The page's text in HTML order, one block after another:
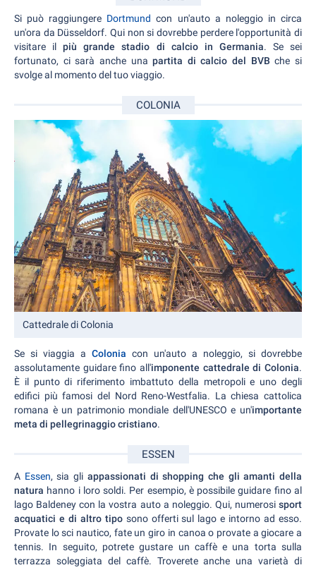
Si può raggiungere Dortmund con un'auto a noleggio in circa
un'ora da Düsseldorf. Qui non si dovrebbe perdere l'opportunità di
visitare ilpiù grande stadio di calcio in Germania. Se sei
fortunato, ci sarà anche unapartita di calcio del BVB che si
svolge al momento del tuo viaggio.
COLONIA
Cattedrale di Colonia
Se si viaggia a Colonia con un'auto a noleggio, si dovrebbe
assolutamente guidare fino all'imponente cattedrale di Colonia.
È il punto di riferimento imbattuto della metropoli e uno degli
edifici più famosi del Nord Reno-Westfalia. La chiesa cattolica
romana è un patrimonio mondiale dell'UNESCO e un'importante
meta di pellegrinaggio cristiano.
ESSEN
A Essen, sia gli appassionati di shopping che gli amanti della
natura hanno i loro soldi. Per esempio, è possibile guidare fino al
lago Baldeney con la vostra auto a noleggio. Qui, numerosi sport
acquatici e di altro tipo sono offerti sul lago e intorno ad esso.
Provate lo sci nautico, fate un giro in canoa o provate a giocare a
tennis. In seguito, potrete gustare un caffè e una torta sulla
terrazza soleggiata del caffè. Troverete anche una varietà di